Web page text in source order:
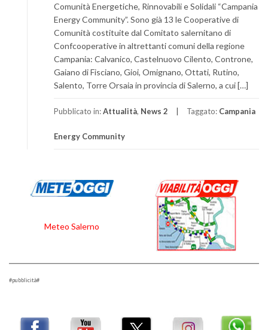
Comunità Energetiche, Rinnovabili e Solidali “Campania
Energy Community”. Sono già 13 le Cooperative di
Comunità costituite dal Comitato salernitano di
Confcooperative in altrettanti comuni della regione
Campania: Calvanico, Castelnuovo Cilento, Controne,
Gaiano di Fisciano, Gioi, Omignano, Ottati, Rutino,
Salento, Torre Orsaia in provincia di Salerno, a cui […]
Pubblicato in:Attualità, News 2 Taggato: Campania
Energy Community
Meteo Salerno
#pubblicità#